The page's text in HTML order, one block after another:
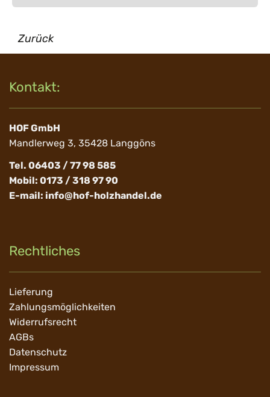
Zurück
Kontakt:
HOF GmbH
Mandlerweg 3, 35428 Langgöns
Tel. 06403 / 77 98 585
Mobil: 0173 / 318 97 90
E-mail: info@hof-holzhandel.de
Rechtliches
Navigation
überspringen
Lieferung
Zahlungsmöglichkeiten
Widerrufsrecht
AGBs
Datenschutz
Impressum